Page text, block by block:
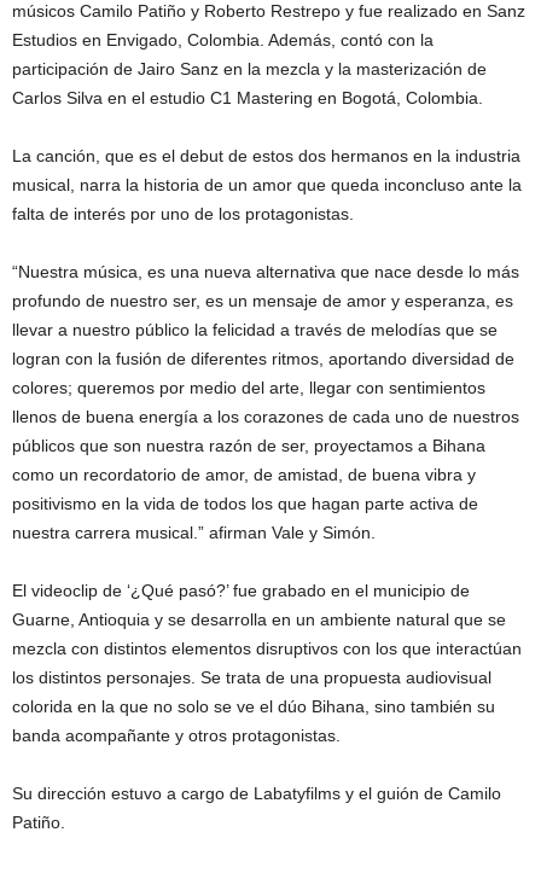
músicos Camilo Patiño y Roberto Restrepo y fue realizado en Sanz
Estudios en Envigado, Colombia. Además, contó con la
participación de Jairo Sanz en la mezcla y la masterización de
Carlos Silva en el estudio C1 Mastering en Bogotá, Colombia.
La canción, que es el debut de estos dos hermanos en la industria
musical, narra la historia de un amor que queda inconcluso ante la
falta de interés por uno de los protagonistas.
“Nuestra música, es una nueva alternativa que nace desde lo más
profundo de nuestro ser, es un mensaje de amor y esperanza, es
llevar a nuestro público la felicidad a través de melodías que se
logran con la fusión de diferentes ritmos, aportando diversidad de
colores; queremos por medio del arte, llegar con sentimientos
llenos de buena energía a los corazones de cada uno de nuestros
públicos que son nuestra razón de ser, proyectamos a Bihana
como un recordatorio de amor, de amistad, de buena vibra y
positivismo en la vida de todos los que hagan parte activa de
nuestra carrera musical.” afirman Vale y Simón.
El videoclip de ‘¿Qué pasó?’ fue grabado en el municipio de
Guarne, Antioquia y se desarrolla en un ambiente natural que se
mezcla con distintos elementos disruptivos con los que interactúan
los distintos personajes. Se trata de una propuesta audiovisual
colorida en la que no solo se ve el dúo Bihana, sino también su
banda acompañante y otros protagonistas.
Su dirección estuvo a cargo de Labatyfilms y el guión de Camilo
Patiño.